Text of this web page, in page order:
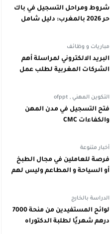
شروط ومراحل التسجيل في باك
حر 2026 بالمغرب: دليل شامل
مباريات و وظائف
البريد الالكتروني لمراسلة أهم
الشركات المغربية لطلب عمل
التكوين المهني,
ofppt
فتح التسجيل في مدن المهن
والكفاءات CMC
أخبار متنوعة
فرصة للعاملين في مجال الطبخ
أو السياحة و المطاعم وليس لهم
الدراسة بالخارج
لوائح المستفيدين من منحة 7000
درهم شهريًا لطلبة الدكتوراه